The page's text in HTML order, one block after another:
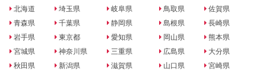
北海道
青森県
岩手県
宮城県
秋田県
埼玉県
千葉県
東京都
神奈川県
新潟県
岐阜県
静岡県
愛知県
三重県
滋賀県
鳥取県
島根県
岡山県
広島県
山口県
佐賀県
長崎県
熊本県
大分県
宮崎県